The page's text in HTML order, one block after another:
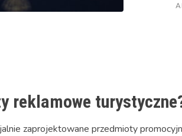
reklamowe
zaprojektowane przedmioty